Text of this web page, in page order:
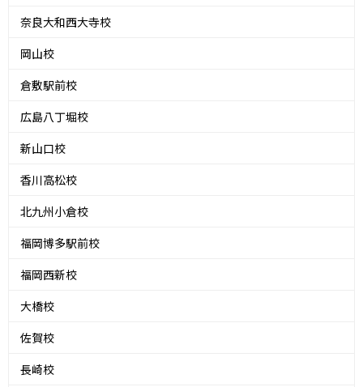
奈良大和西大寺校
岡山校
倉敷駅前校
広島八丁堀校
新山口校
香川高松校
北九州小倉校
福岡博多駅前校
福岡西新校
大橋校
佐賀校
長崎校